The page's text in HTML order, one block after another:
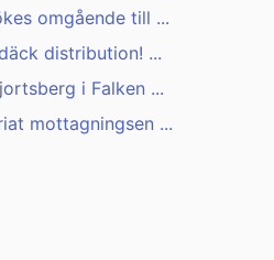
omgående till ...
distribution! ...
i Falken ...
mottagningsen ...